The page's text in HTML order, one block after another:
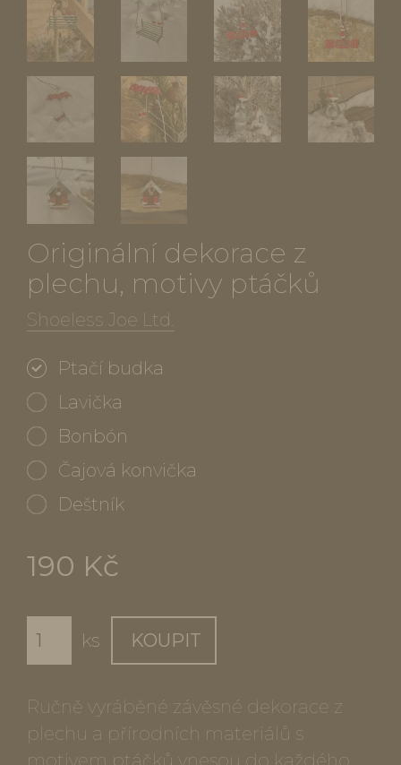
Originální dekorace z
plechu, motivy ptáčků
Shoeless Joe Ltd.
Ptačí budka
Lavička
Bonbón
Čajová konvička
Deštník
190 Kč
ks KOUPIT
Ručně vyráběné závěsné dekorace z
plechu a přírodních materiálů s
motivem ptáčků vnesou do každého